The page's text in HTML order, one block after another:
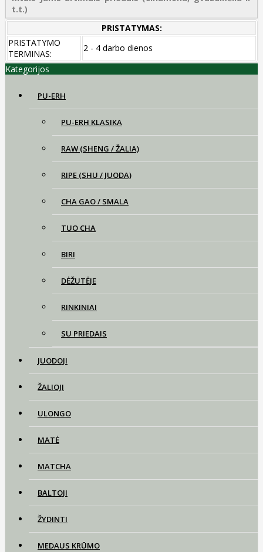
t.t.)
PRISTATYMAS:
PRISTATYMO
TERMINAS:
2 - 4 darbo dienos
Kategorijos
PU-ERH
PU-ERH KLASIKA
RAW (SHENG / ŽALIA)
RIPE (SHU / JUODA)
CHA GAO / SMALA
TUO CHA
BIRI
DĖŽUTĖJE
RINKINIAI
SU PRIEDAIS
JUODOJI
ŽALIOJI
ULONGO
MATĖ
MATCHA
BALTOJI
ŽYDINTI
MEDAUS KRŪMO